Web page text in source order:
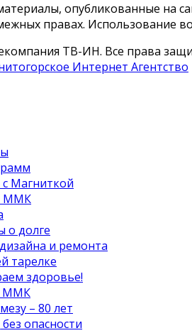
опубликованные на
правах. Использование
ТВ-ИН. Все права
Интернет Агентство
с Магниткой
ММК
о долге
и ремонта
тарелке
здоровье!
ММК
– 80 лет
опасности